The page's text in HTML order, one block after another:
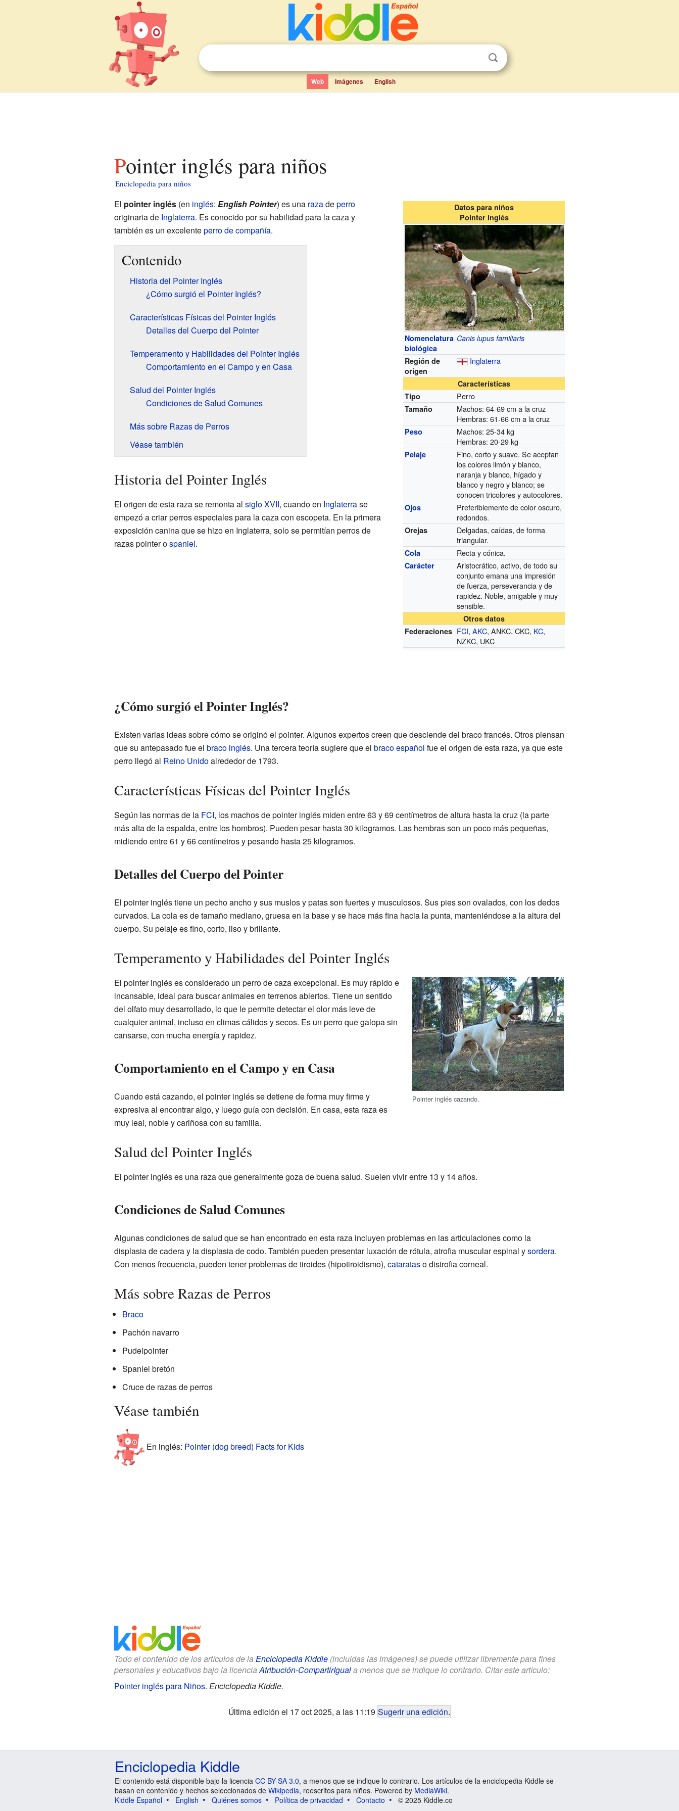
Web Imágenes English
Pointer inglés para niños
Enciclopedia para niños
Datos para niños
Pointer inglés
Nomenclatura
biológica
Canis lupus familiaris
Región de
origen
Inglaterra
Características
Tipo
Perro
Tamaño
Machos: 64-69 cm a la cruz
Hembras: 61-66 cm a la cruz
Peso
Machos: 25-34 kg
Hembras: 20-29 kg
Pelaje
Fino, corto y suave. Se aceptan
los colores limón y blanco,
naranja y blanco, hígado y
blanco y negro y blanco; se
conocen tricolores y autocolores.
Ojos
Preferiblemente de color oscuro,
redondos.
Orejas
Delgadas, caídas, de forma
triangular.
Cola Recta y cónica.
Carácter
Aristocrático, activo, de todo su
conjunto emana una impresión
de fuerza, perseverancia y de
rapidez. Noble, amigable y muy
sensible.
Otros datos
Federaciones FCI,AKC, ANKC, CKC, KC,
NZKC, UKC
El pointer inglés(en inglés: English Pointer) es una razadeperro
originaria de Inglaterra. Es conocido por su habilidad para la caza y
también es un excelenteperro de compañía.
Contenido
Historia del Pointer Inglés
¿Cómo surgió el Pointer Inglés?
Características Físicas del Pointer Inglés
Detalles del Cuerpo del Pointer
Temperamento y Habilidades del Pointer Inglés
Comportamiento en el Campo y en Casa
Salud del Pointer Inglés
Condiciones de Salud Comunes
Más sobre Razas de Perros
Véase también
Historia del Pointer Inglés
El origen de esta raza se remonta al siglo XVII, cuando en Inglaterrase
empezó a criar perros especiales para la caza con escopeta. En la primera
exposición canina que se hizo en Inglaterra, solo se permitían perros de
razas pointer ospaniel.
¿Cómo surgió el Pointer Inglés?
Existen varias ideas sobre cómo se originó el pointer. Algunos expertos creen que desciende del braco francés. Otros piensan
que su antepasado fue el braco inglés. Una tercera teoría sugiere que el braco español fue el origen de esta raza, ya que este
perro llegó al Reino Unidoalrededor de 1793.
Características Físicas del Pointer Inglés
Según las normas de la FCI, los machos de pointer inglés miden entre 63 y 69 centímetros de altura hasta la cruz (la parte
más alta de la espalda, entre los hombros). Pueden pesar hasta 30 kilogramos. Las hembras son un poco más pequeñas,
midiendo entre 61 y 66 centímetros y pesando hasta 25 kilogramos.
Detalles del Cuerpo del Pointer
El pointer inglés tiene un pecho ancho y sus muslos y patas son fuertes y musculosos. Sus pies son ovalados, con los dedos
curvados. La cola es de tamaño mediano, gruesa en la base y se hace más fina hacia la punta, manteniéndose a la altura del
cuerpo. Su pelaje es fino, corto, liso y brillante.
Temperamento y Habilidades del Pointer Inglés
Pointer inglés cazando.
El pointer inglés es considerado un perro de caza excepcional. Es muy rápido e
incansable, ideal para buscar animales en terrenos abiertos. Tiene un sentido
del olfato muy desarrollado, lo que le permite detectar el olor más leve de
cualquier animal, incluso en climas cálidos y secos. Es un perro que galopa sin
cansarse, con mucha energía y rapidez.
Comportamiento en el Campo y en Casa
Cuando está cazando, el pointer inglés se detiene de forma muy firme y
expresiva al encontrar algo, y luego guía con decisión. En casa, esta raza es
muy leal, noble y cariñosa con su familia.
Salud del Pointer Inglés
El pointer inglés es una raza que generalmente goza de buena salud. Suelen vivir entre 13 y 14 años.
Condiciones de Salud Comunes
Algunas condiciones de salud que se han encontrado en esta raza incluyen problemas en las articulaciones como la
displasia de cadera y la displasia de codo. También pueden presentar luxación de rótula, atrofia muscular espinal ysordera.
Con menos frecuencia, pueden tener problemas de tiroides (hipotiroidismo), catarataso distrofia corneal.
Más sobre Razas de Perros
Braco
Pachón navarro
Pudelpointer
Spaniel bretón
Cruce de razas de perros
Véase también
En inglés: Pointer (dog breed) Facts for Kids
Todo el contenido de los artículos de la Enciclopedia Kiddle(incluidas las imágenes) se puede utilizar libremente para fines
personales y educativos bajo la licenciaAtribución-CompartirIguala menos que se indique lo contrario. Citar este artículo:
Pointer inglés para Niños. Enciclopedia Kiddle.
Última edición el 17 oct 2025, a las 11:19 Sugerir una edición.
Enciclopedia Kiddle
El contenido está disponible bajo la licencia CC BY-SA 3.0, a menos que se indique lo contrario. Los artículos de la enciclopedia Kiddle se
basan en contenido y hechos seleccionados de Wikipedia, reescritos para niños. Powered by MediaWiki.
Kiddle Español
English Quiénes somos Política de privacidad Contacto © 2025 Kiddle.co